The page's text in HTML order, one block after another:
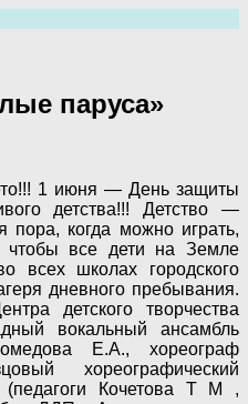
паруса»
1 июня — День защиты
детства!!! Детство —
пора, когда можно играть,
чтобы все дети на Земле
всех школах городского
дневного пребывания.
детского творчества
вокальный ансамбль
Е.А., хореограф
хореографический
(педагоги Кочетова Т М ,